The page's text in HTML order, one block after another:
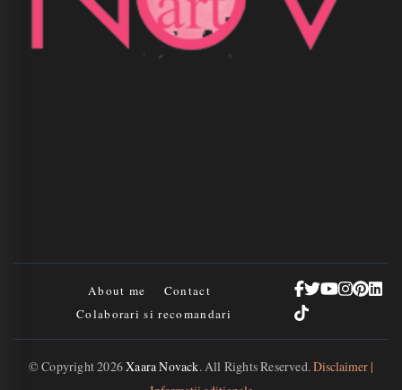
About me
Contact
Colaborari si recomandari
© Copyright 2026Xaara Novack. All Rights Reserved.Disclaimer |